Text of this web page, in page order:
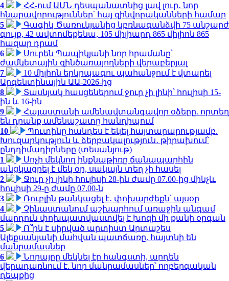
4
ՀՀ-ում ԱՄՆ դեսպանատնից լավ լուր․ նոր
հնարավորություններ՝ հայ զինվորականների համար
5
Գագիկ Ծառուկյանից կբռնագանձվի 75 անշարժ
գույք, 42 ավտոմեքենա, 105 միլիարդ 865 միլիոն 865
հազար դրամ
6
Սուրեն Պապիկյանի նոր հրամանը՝
ժամկետային զինծառայողների վերաբերյալ
7
10 միլիոն երկրպագու պահանջում է վտարել
Արգենտինային ԱԱ-2026-ից
8
Տասնյակ հասցեներում ջուր չի լինի՝ հուլիսի 15-
ին և 16-ին
9
Հայաստանի ամենավտանգավոր օձերը. որտեղ
են դրանք ամենաշատը հանդիպում
10
Պուտինը հանդես է եկել հայտարարությամբ.
Խուզարկություն և ձերբակալություն․ թիրախում՝
ընդդիմադիրները (տեսանյութ)
1
Սոչի մեկնող ինքնաթիռը ճանապարհին
անցկացրել է մեկ օր, սակայն տեղ չի հասել
2
Ջուր չի լինի հուլիսի 28-ին ժամը 07.00-ից մինչև
հուլիսի 29-ը ժամը 07.00-ն
3
Ռուբլին թանկացել է․ փոխարժեքն՝ այսօր
4
Չինաստանում աշխարհում առաջին անգամ
մարդուն փոխպատվաստվել է խոզի մի քանի օրգան
5
Ո՞րն է սիրված արտիստ Արտաշես
Ալեքսանյանի մահվան պատճառը. հայտնի են
մանրամասներ
6
Նորայրը մեկնել էր հանգստի, արդեն
վերադառնում է. նոր մանրամասներ՝ ողբերգական
դեպքից